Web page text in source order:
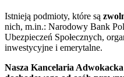
Istnieją podmioty, które są
nich, m.in.: Narodowy Bank
Ubezpieczeń Społecznych,
inwestycyjne i emerytalne.
Nasza Kancelaria